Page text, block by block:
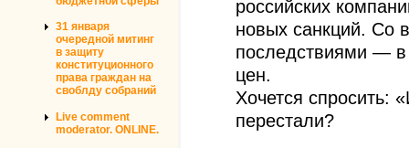
31 января
очередной митинг
в защиту
конституционного
права граждан на
своблду собраний
Live comment
moderator. ONLINE.
российских
новых санкций. Со
последствиями —
цен.
Хочется спросить:
перестали?